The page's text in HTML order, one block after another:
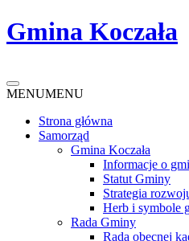
Gmina Koczała
MENUMENU
Strona główna
Samorząd
Gmina Koczała
Informacje o
Statut Gminy
Strategia
Herb i symbole
Rada Gminy
Rada obecnej